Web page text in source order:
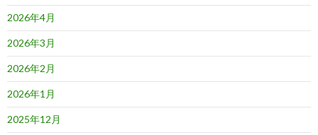
2026年4月
2026年3月
2026年2月
2026年1月
2025年12月